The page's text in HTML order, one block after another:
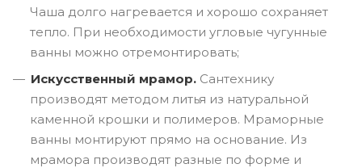
Чаша долго нагревается и хорошо сохраняет
тепло. При необходимости угловые чугунные
ванны можно отремонтировать;
Искусственный мрамор. Сантехнику
производят методом литья из натуральной
каменной крошки и полимеров. Мраморные
ванны монтируют прямо на основание. Из
мрамора производят разные по форме и